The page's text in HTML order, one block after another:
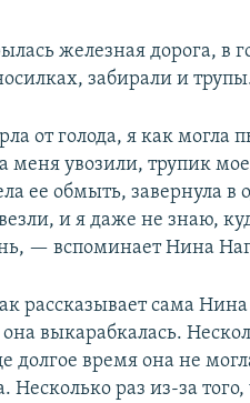
железная дорога, в
забирали и
от голода, я как могла
меня увозили, трупик
ее обмыть, завернула в
и я даже не знаю,
— вспоминает Нина
рассказывает сама
выкарабкалась.
долгое время она не
Несколько раз из-за того,